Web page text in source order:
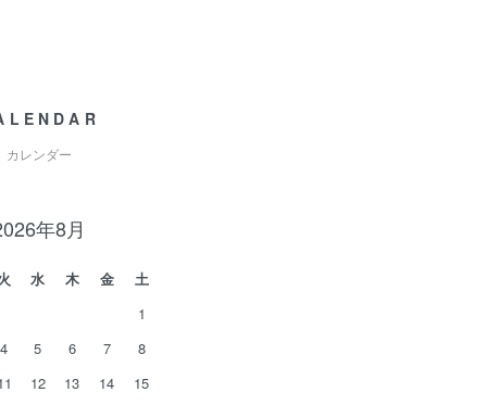
カレンダー
年8月
水 木 金
土
1
4 5 6 7
8
12 13 14
15